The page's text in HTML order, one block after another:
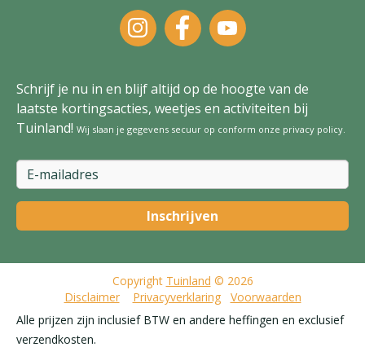
Schrijf je nu in en blijf altijd op de hoogte van de
laatste kortingsacties, weetjes en activiteiten bij
Tuinland! Wij slaan je gegevens secuur op conform onze privacy policy
Copyright Tuinland © 2026
Disclaimer
Privacyverklaring
Voorwaarden
Alle prijzen zijn inclusief BTW en andere heffingen en exclusief
verzendkosten.